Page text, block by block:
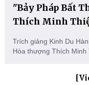
"Bảy Pháp Bất
Thích Minh
Trích giảng Kinh Du
Hòa thượng Thích Minh